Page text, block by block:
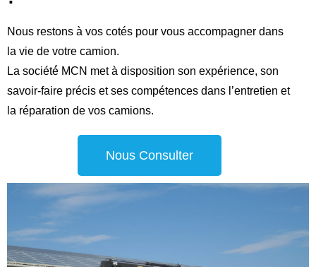
Nous restons à vos cotés pour vous accompagner dans
la vie de votre camion.
La société́ MCN met à disposition son expérience, son
savoir-faire précis et ses compétences dans l’entretien et
la réparation de vos camions.
Nous Consulter